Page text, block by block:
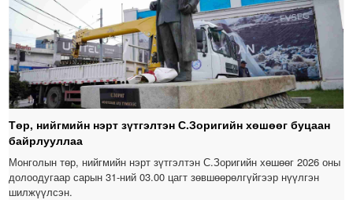
Төр, нийгмийн нэрт зүтгэлтэн С.Зоригийн хөшөөг буцаан
байрлууллаа
Монголын төр, нийгмийн нэрт зүтгэлтэн С.Зоригийн хөшөөг 2026 оны
долоодугаар сарын 31-ний 03.00 цагт зөвшөөрөлгүйгээр нүүлгэн
шилжүүлсэн.